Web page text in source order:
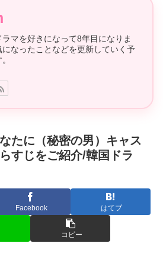
ラマを好きになって8年目になりま
になったことなどを更新していく予
たに（秘密の男）キャス
すじをご紹介/韓国ドラ
Facebook はてブ
コピー